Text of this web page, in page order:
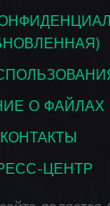
О ФАЙЛАХ
КОНТАКТЫ
ЦЕНТР